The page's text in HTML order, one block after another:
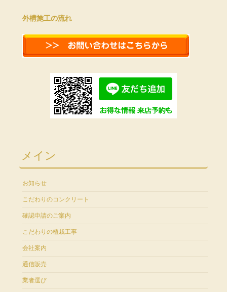
外構施工の流れ
メイン
お知らせ
こだわりのコンクリート
確認申請のご案内
こだわりの植栽工事
会社案内
通信販売
業者選び